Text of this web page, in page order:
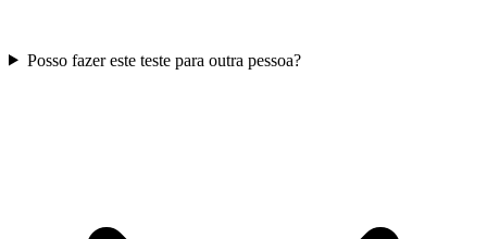
Posso fazer este teste para outra pessoa?